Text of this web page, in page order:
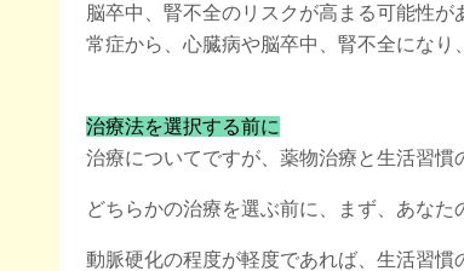
脳卒中、腎不全のリスクが高まる可能性
常症から、心臓病や脳卒中、腎不全になり
治療法を選択する前に
治療についてですが、薬物治療と生活習慣
どちらかの治療を選ぶ前に、まず、あなた
動脈硬化の程度が軽度であれば、生活習